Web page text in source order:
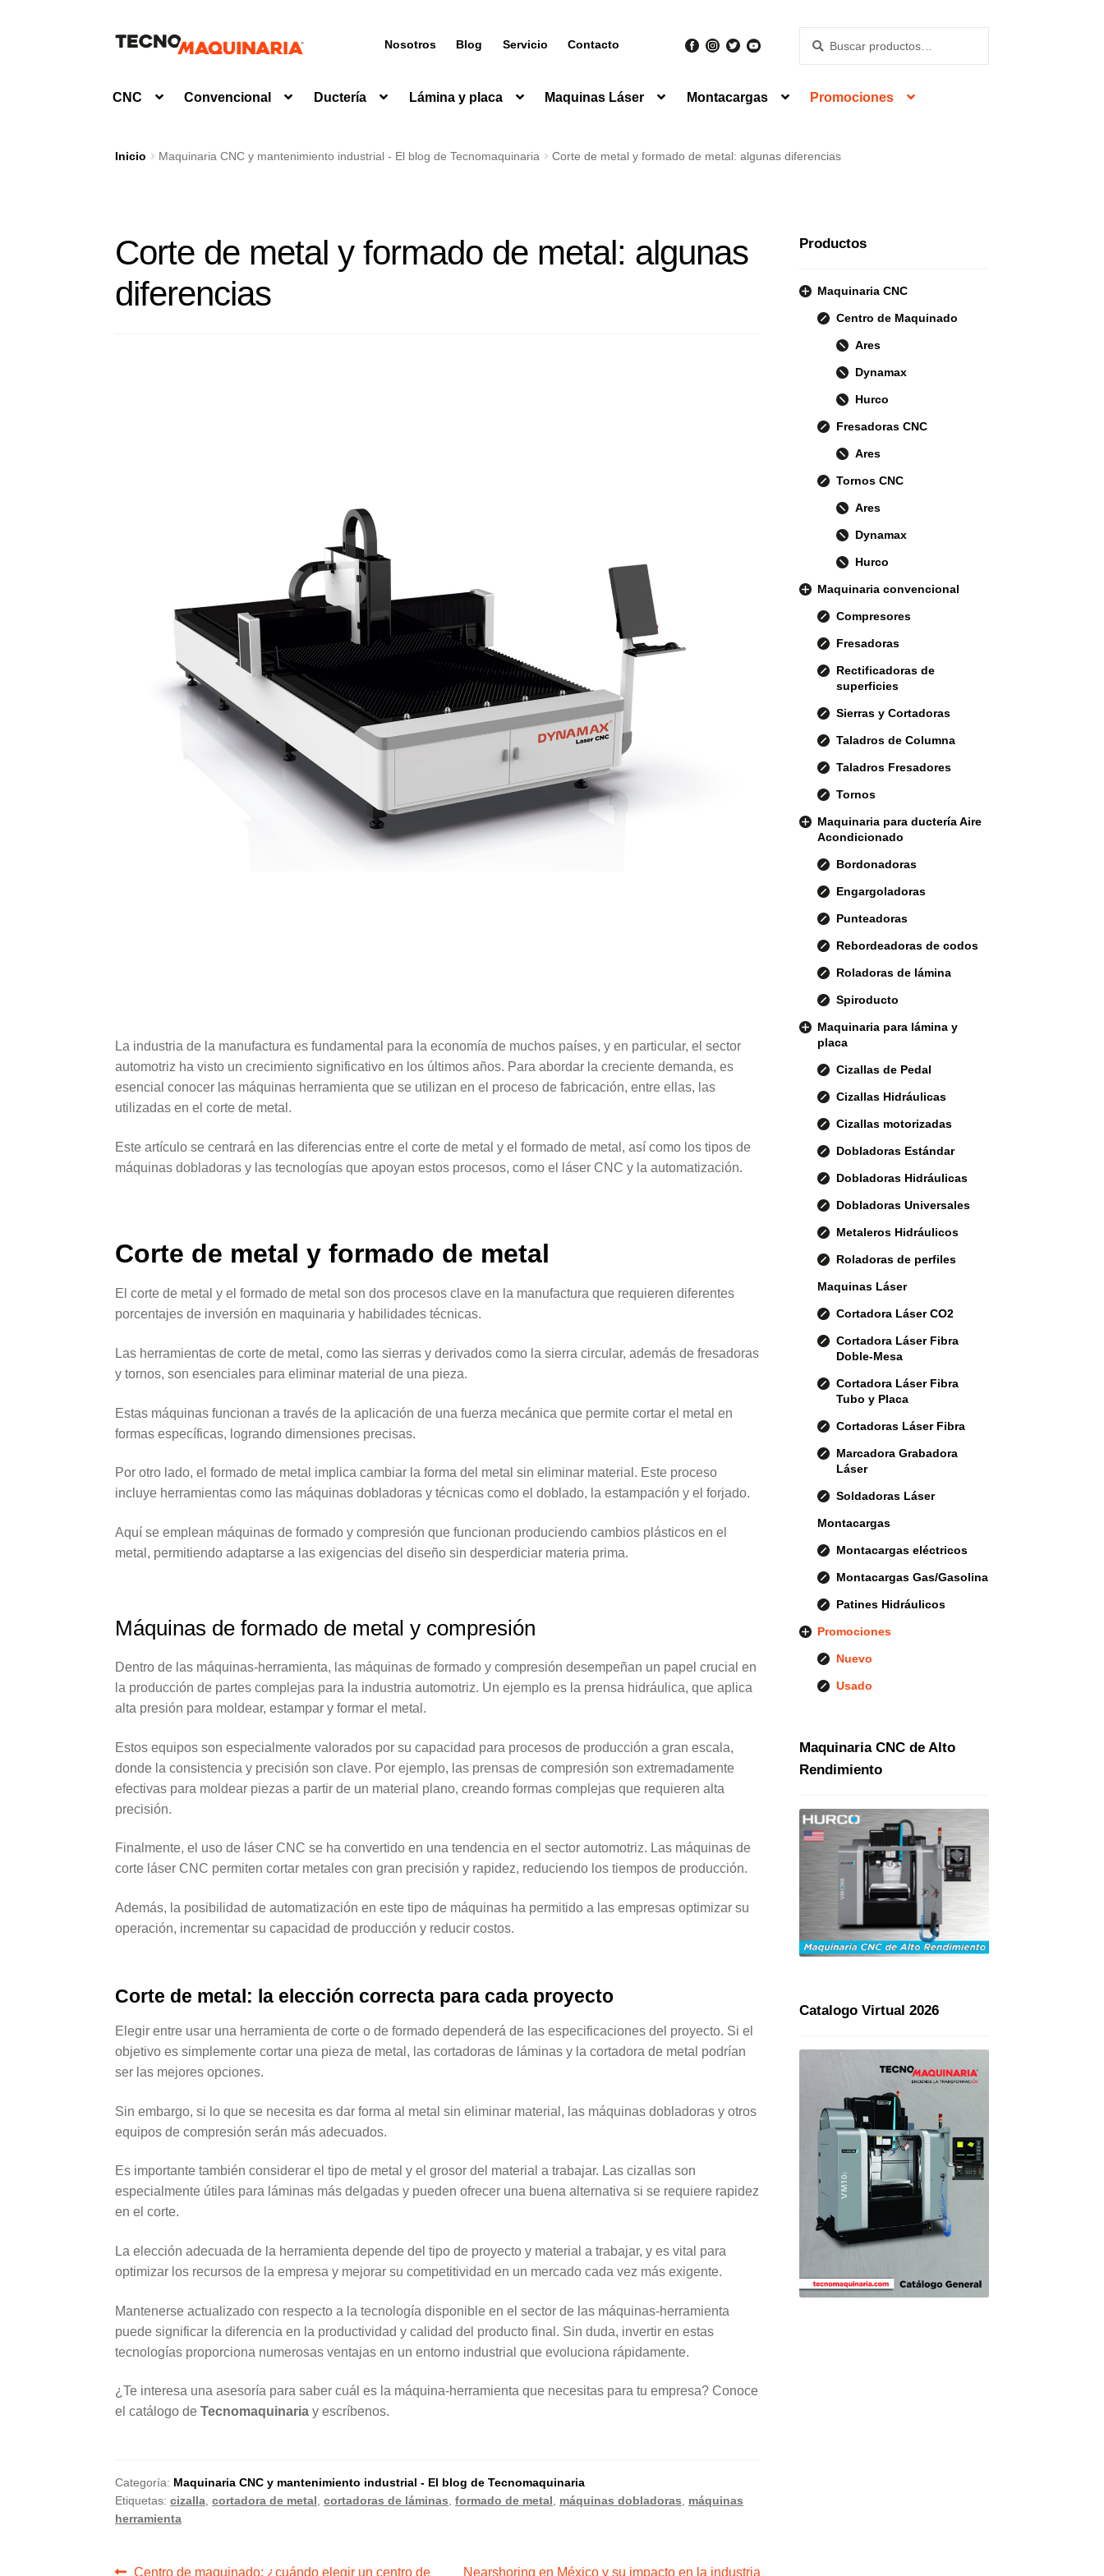
navegación
Nosotros Blog Servicio Contacto
por:
CNC Convencional Ductería Lámina y placa Maquinas Láser Montacargas Promociones
Inicio Maquinaria CNC y mantenimiento industrial - El blog de Tecnomaquinaria Corte de metal y formado de metal: algunas diferencias
Corte de metal y formado de metal: algunas
diferencias
La industria de la manufactura es fundamental para la economía de muchos países, y en particular, el sector
automotriz ha visto un crecimiento significativo en los últimos años. Para abordar la creciente demanda, es
esencial conocer las máquinas herramienta que se utilizan en el proceso de fabricación, entre ellas, las
utilizadas en el corte de metal.
Este artículo se centrará en las diferencias entre el corte de metal y el formado de metal, así como los tipos de
máquinas dobladoras y las tecnologías que apoyan estos procesos, como el láser CNC y la automatización.
Corte de metal y formado de metal
El corte de metal y el formado de metal son dos procesos clave en la manufactura que requieren diferentes
porcentajes de inversión en maquinaria y habilidades técnicas.
Las herramientas de corte de metal, como las sierras y derivados como la sierra circular, además de fresadoras
y tornos, son esenciales para eliminar material de una pieza.
Estas máquinas funcionan a través de la aplicación de una fuerza mecánica que permite cortar el metal en
formas específicas, logrando dimensiones precisas.
Por otro lado, el formado de metal implica cambiar la forma del metal sin eliminar material. Este proceso
incluye herramientas como las máquinas dobladoras y técnicas como el doblado, la estampación y el forjado.
Aquí se emplean máquinas de formado y compresión que funcionan produciendo cambios plásticos en el
metal, permitiendo adaptarse a las exigencias del diseño sin desperdiciar materia prima.
Máquinas de formado de metal y compresión
Dentro de las máquinas-herramienta, las máquinas de formado y compresión desempeñan un papel crucial en
la producción de partes complejas para la industria automotriz. Un ejemplo es la prensa hidráulica, que aplica
alta presión para moldear, estampar y formar el metal.
Estos equipos son especialmente valorados por su capacidad para procesos de producción a gran escala,
donde la consistencia y precisión son clave. Por ejemplo, las prensas de compresión son extremadamente
efectivas para moldear piezas a partir de un material plano, creando formas complejas que requieren alta
precisión.
Finalmente, el uso de láser CNC se ha convertido en una tendencia en el sector automotriz. Las máquinas de
corte láser CNC permiten cortar metales con gran precisión y rapidez, reduciendo los tiempos de producción.
Además, la posibilidad de automatización en este tipo de máquinas ha permitido a las empresas optimizar su
operación, incrementar su capacidad de producción y reducir costos.
Corte de metal: la elección correcta para cada proyecto
Elegir entre usar una herramienta de corte o de formado dependerá de las especificaciones del proyecto. Si el
objetivo es simplemente cortar una pieza de metal, las cortadoras de láminas y la cortadora de metal podrían
ser las mejores opciones.
Sin embargo, si lo que se necesita es dar forma al metal sin eliminar material, las máquinas dobladoras y otros
equipos de compresión serán más adecuados.
Es importante también considerar el tipo de metal y el grosor del material a trabajar. Las cizallas son
especialmente útiles para láminas más delgadas y pueden ofrecer una buena alternativa si se requiere rapidez
en el corte.
La elección adecuada de la herramienta depende del tipo de proyecto y material a trabajar, y es vital para
optimizar los recursos de la empresa y mejorar su competitividad en un mercado cada vez más exigente.
Mantenerse actualizado con respecto a la tecnología disponible en el sector de las máquinas-herramienta
puede significar la diferencia en la productividad y calidad del producto final. Sin duda, invertir en estas
tecnologías proporciona numerosas ventajas en un entorno industrial que evoluciona rápidamente.
¿Te interesa una asesoría para saber cuál es la máquina-herramienta que necesitas para tu empresa? Conoce
el catálogo deTecnomaquinaria y escríbenos.
Categoría: Maquinaria CNC y mantenimiento industrial - El blog de Tecnomaquinaria
Etiquetas:cizalla ,cortadora de metal ,cortadoras de láminas ,formado de metal máquinas dobladoras
máquinas
herramienta
Anterior:
Centro de maquinado: ¿cuándo elegir un centro de Siguiente:
Nearshoring en México y su impacto en la industria
Productos
Maquinaria CNC
Centro de Maquinado
Ares
Dynamax
Hurco
Fresadoras CNC
Ares
Tornos CNC
Ares
Dynamax
Hurco
Maquinaria convencional
Compresores
Fresadoras
Rectificadoras de
superficies
Sierras y Cortadoras
Taladros de Columna
Taladros Fresadores
Tornos
Maquinaria para ductería Aire
Acondicionado
Bordonadoras
Engargoladoras
Punteadoras
Rebordeadoras de codos
Roladoras de lámina
Spiroducto
Maquinaria para lámina y
placa
Cizallas de Pedal
Cizallas Hidráulicas
Cizallas motorizadas
Dobladoras Estándar
Dobladoras Hidráulicas
Dobladoras Universales
Metaleros Hidráulicos
Roladoras de perfiles
Maquinas Láser
Cortadora Láser CO2
Cortadora Láser Fibra
Doble-Mesa
Cortadora Láser Fibra
Tubo y Placa
Cortadoras Láser Fibra
Marcadora Grabadora
Láser
Soldadoras Láser
Montacargas
Montacargas eléctricos
Montacargas Gas/Gasolina
Patines Hidráulicos
Promociones
Nuevo
Usado
Maquinaria CNC de Alto
Rendimiento
Catalogo Virtual 2026